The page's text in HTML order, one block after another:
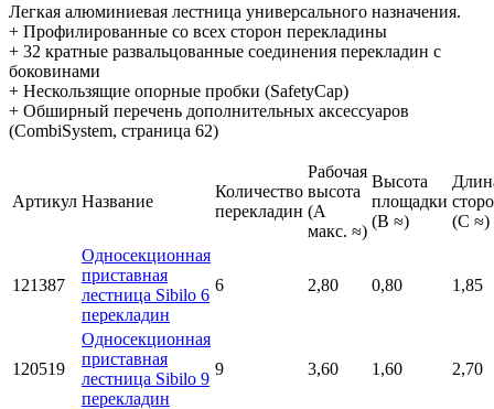
Легкая алюминиевая лестница универсального назначения.
+ Профилированные со всех сторон перекладины
+ 32 кратные развальцованные соединения перекладин с
боковинами
+ Нескользящие опорные пробки (SafetyCap)
+ Обширный перечень дополнительных аксессуаров
(CombiSystem, страница 62)
Артикул Название
Количество
перекладин
Рабочая
высота
(A
макс. ≈)
Высота
площадки
(B ≈)
(C ≈)
121387
Односекционная
приставная
лестница Sibilo 6
перекладин
6 2,80 0,80 1,85
120519
Односекционная
приставная
лестница Sibilo 9
перекладин
9 3,60 1,60 2,70